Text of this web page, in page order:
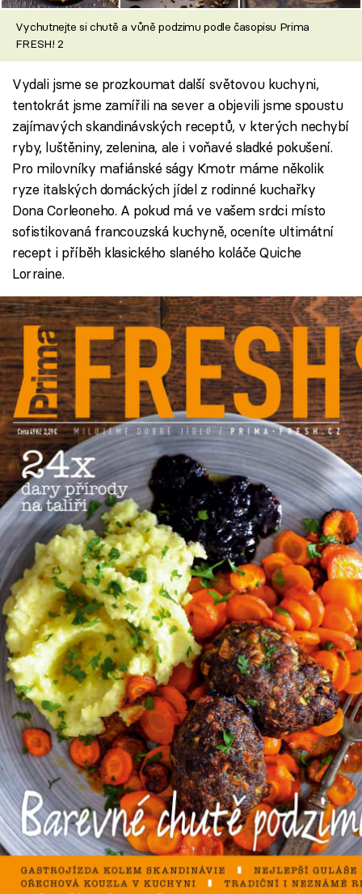
Vychutnejte si chutě a vůně podzimu podle časopisu Prima
FRESH! 2
Vydali jsme se prozkoumat další světovou kuchyni,
tentokrát jsme zamířili na sever a objevili jsme spoustu
zajímavých skandinávských receptů, v kterých nechybí
ryby, luštěniny, zelenina, ale i voňavé sladké pokušení.
Pro milovníky mafiánské ságy Kmotr máme několik
ryze italských domáckých jídel z rodinné kuchařky
Dona Corleoneho. A pokud má ve vašem srdci místo
sofistikovaná francouzská kuchyně, oceníte ultimátní
recept i příběh klasického slaného koláče Quiche
Lorraine.